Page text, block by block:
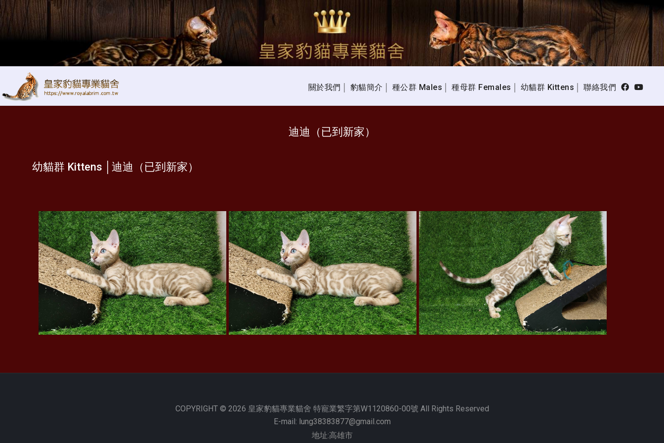
幼貓群 Kittens │xx
xx
關於我們 豹貓簡介 種公群 Males 種母群 Females 幼貓群 Kittens 聯絡我們
迪迪（已到新家）
幼貓群 Kittens │迪迪（已到新家）
COPYRIGHT © 2026 皇家豹貓專業貓舍 特寵業繁字第W1120860-00號 All Rights Reserved
E-mail: lung38383877@gmail.com
地址:高雄市